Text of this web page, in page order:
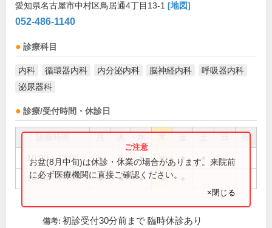
愛知県名古屋市中村区鳥居通4丁目13-1 [地図]
052-486-1140
診療科目
内科 循環器内科 内分泌内科 脳神経内科
呼吸器内科
泌尿器科
診療/受付時間・休診日
祝
10:00～13:00 ● ● ● ● ●
14:30～17:30 ● ● ● ●
お盆(8月中旬)は休診・休業の場合があります。来院前
に必ず医療機関に直接ご確認ください。
×閉じる
備考: 初診受付30分前まで 臨時休診あり